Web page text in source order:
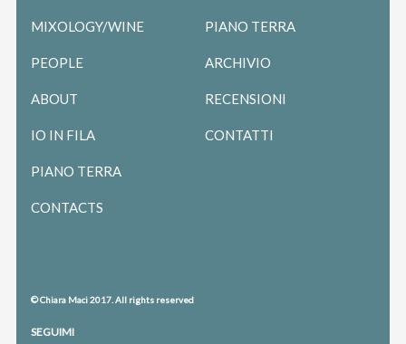
MIXOLOGY/WINE
PEOPLE
ABOUT
IO IN FILA
PIANO TERRA
CONTACTS
PIANO TERRA
ARCHIVIO
RECENSIONI
CONTATTI
© Chiara Maci 2017. All rights reserved
SEGUIMI